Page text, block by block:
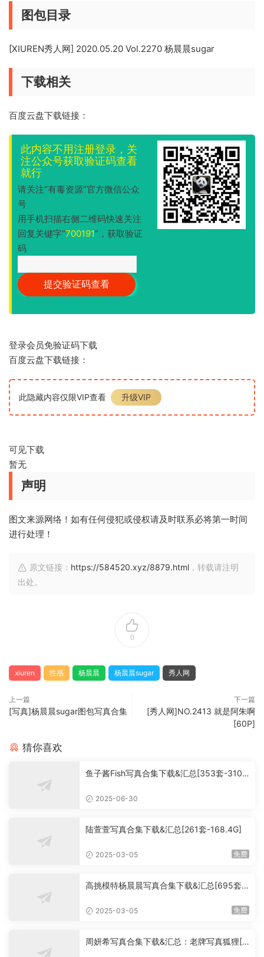
图包目录
[XIUREN秀人网] 2020.05.20 Vol.2270 杨晨晨sugar
下载相关
百度云盘下载链接：
此内容不用注册登录，关
注公众号获取验证码查看
就行
请关注“有毒资源”官方微信公众
号
用手机扫描右侧二维码快速关注
回复关键字“700191”，获取验证
码
登录会员免验证码下载
百度云盘下载链接：
此隐藏内容仅限VIP查看 升级VIP
可见下载
暂无
声明
图文来源网络！如有任何侵犯或侵权请及时联系必将第一时间
进行处理！
原文链接： https://584520.xyz/8879.html ，转载请注明
出处。
0
xiuren 性感 杨晨晨 杨晨晨sugar 秀人网
上一篇
[写真]杨晨晨sugar图包写真合集
下一篇
[秀人网]NO.2413 就是阿朱啊
[60P]
猜你喜欢
鱼子酱Fish写真合集下载&汇总[353套-310.
2025-06-30
陆萱萱写真合集下载&汇总[261套-168.4G]
2025-03-05 免费
高挑模特杨晨晨写真合集下载&汇总[695套-
2025-03-05 免费
周妍希写真合集下载&汇总：老牌写真狐狸[2